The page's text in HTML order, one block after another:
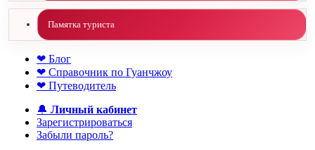
Памятка туриста
❤ Блог
❤ Справочник по Гуанчжоу
❤ Путеводитель
🔔 Личный кабинет
Зарегистрироваться
Забыли пароль?